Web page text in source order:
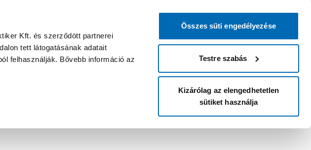
Kft. és szerződött partnerei
tett látogatásának adatait
felhasználják. Bővebb információ az
Összes süti engedélyezése
Testre szabás
Kizárólag az elengedhetetlen
sütiket használja